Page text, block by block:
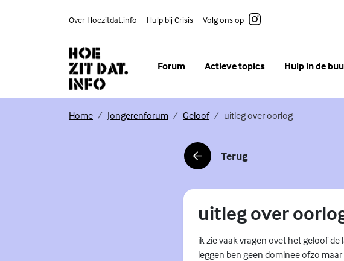
Over Hoezitdat.info Hulp bij Crisis Volg ons op
Instagram
Forum Actieve topics Hulp in de
Home(Externe link)
Jongerenforum(Externe link)
Geloof(Externe link)
uitleg over oorlog
Terug
(Externe link)
uitleg over
ik zie vaak vragen ovet het geloof
leggen ben geen dominee ofzo